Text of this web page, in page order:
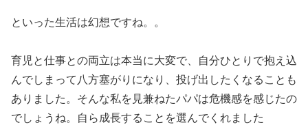
といった生活は幻想ですね。。
育児と仕事との両立は本当に大変で、自分ひとりで抱え込
んでしまって八方塞がりになり、投げ出したくなることも
ありました。そんな私を見兼ねたパパは危機感を感じたの
でしょうね。自ら成長することを選んでくれました